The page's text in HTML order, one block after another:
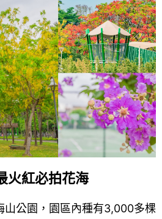
紅必拍花海
山公園，園區內種有3,000多棵